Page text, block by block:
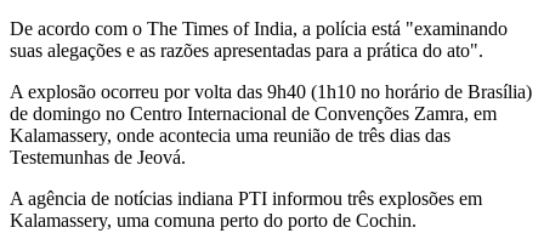
De acordo com o The Times of India, a polícia está "examinando
suas alegações e as razões apresentadas para a prática do ato".
A explosão ocorreu por volta das 9h40 (1h10 no horário de Brasília)
de domingo no Centro Internacional de Convenções Zamra, em
Kalamassery, onde acontecia uma reunião de três dias das
Testemunhas de Jeová.
A agência de notícias indiana PTI informou três explosões em
Kalamassery, uma comuna perto do porto de Cochin.